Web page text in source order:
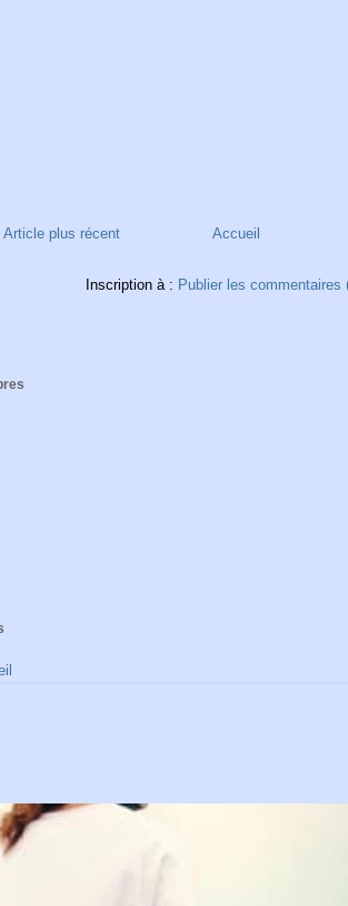
Article plus récent Accueil
Inscription à : Publier les commentaires